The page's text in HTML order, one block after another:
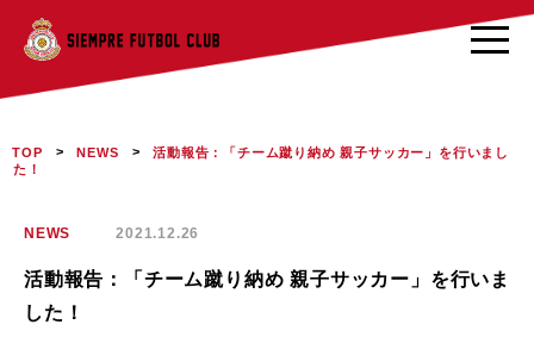
TOP > NEWS >
活動報告：「チーム蹴り納め 親子サッカー」を行いまし
た！
NEWS 2021.12.26
活動報告：「チーム蹴り納め 親子サッカー」を行いま
した！